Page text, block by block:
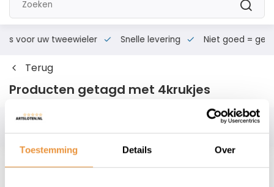
Toestemming Details Over
voor uw tweewieler Snelle levering Niet goed = geld
Terug
Producten getagd met 4krukjes
Filters